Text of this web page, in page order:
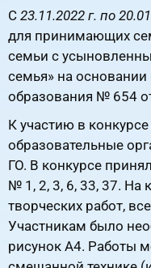
С 23.11.2022 г. по
для принимающих
семьи с
семья» на
образования № 654
К участию в
образовательные
ГО. В конкурсе
№ 1, 2, 3, 6, 33, 37. На
творческих работ,
Участникам было
рисунок А4. Работы